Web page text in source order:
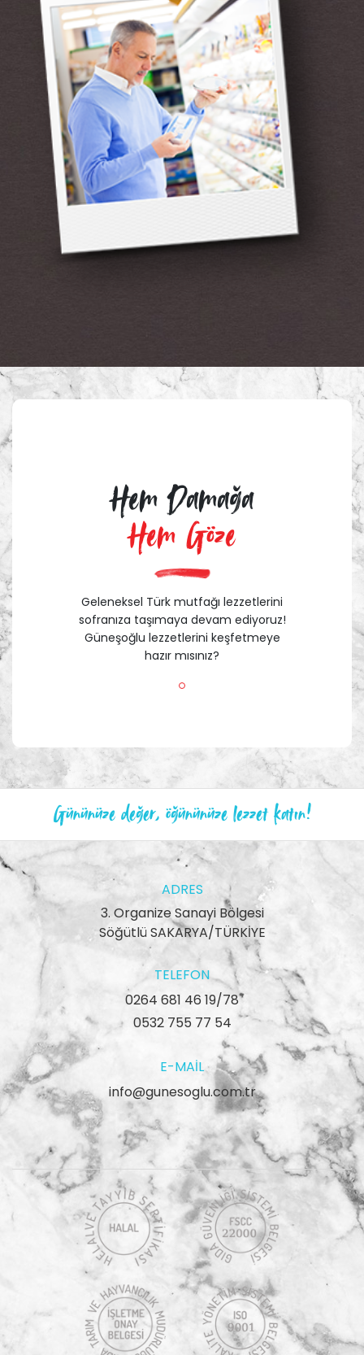
Hem Damağa
Hem Göze
Geleneksel Türk mutfağı lezzetlerini
sofranıza taşımaya devam ediyoruz!
Güneşoğlu lezzetlerini keşfetmeye
hazır mısınız?
Gününüze değer, öğününüze lezzet katın!
ADRES
3. Organize Sanayi Bölgesi
Söğütlü SAKARYA/TÜRKİYE
TELEFON
0264 681 46 19/78
0532 755 77 54
E-MAIL
info@gunesoglu.com.tr